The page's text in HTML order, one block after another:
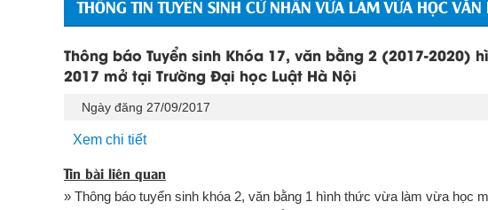
THÔNG TIN TUYỂN SINH CỬ NHÂN VỪA LÀM VỪA HỌC
Thông báo Tuyển sinh Khóa 17, văn bằng 2 (2017-2020)
2017 mở tại Trường Đại học Luật Hà Nội
Ngày đăng 27/09/2017
Xem chi tiết
Tin bài liên quan
» Thông báo tuyển sinh khóa 2, văn bằng 1 hình thức vừa làm vừa học